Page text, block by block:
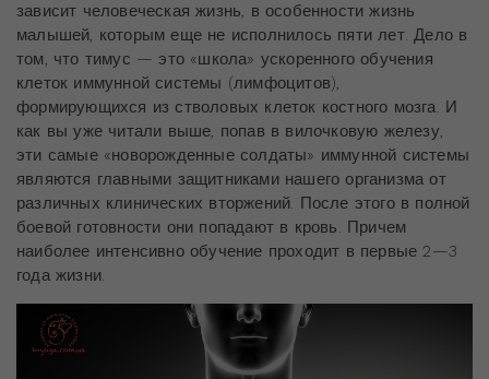
зависит человеческая жизнь, в особенности жизнь
малышей, которым еще не исполнилось пяти лет. Дело в
том, что тимус — это «школа» ускоренного обучения
клеток иммунной системы (лимфоцитов),
формирующихся из стволовых клеток костного мозга. И
как вы уже читали выше, попав в вилочковую железу,
эти самые «новорожденные солдаты» иммунной системы
являются главными защитниками нашего организма от
различных клинических вторжений. После этого в полной
боевой готовности они попадают в кровь. Причем
наиболее интенсивно обучение проходит в первые 2—3
года жизни.